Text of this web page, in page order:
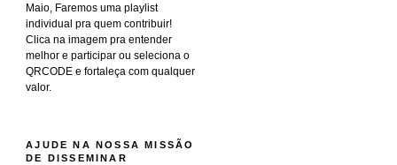
Maio, Faremos uma playlist
individual pra quem contribuir!
Clica na imagem pra entender
melhor e participar ou seleciona o
QRCODE e fortaleça com qualquer
valor.
AJUDE NA NOSSA MISSÃO
DE DISSEMINAR